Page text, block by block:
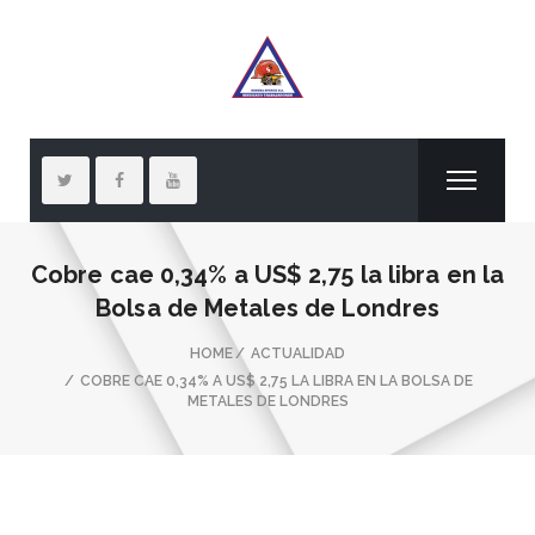
Cobre cae 0,34% a US$ 2,75 la libra en la
Bolsa de Metales de Londres
HOME
ACTUALIDAD
COBRE CAE 0,34% A US$ 2,75 LA LIBRA EN LA BOLSA DE
METALES DE LONDRES